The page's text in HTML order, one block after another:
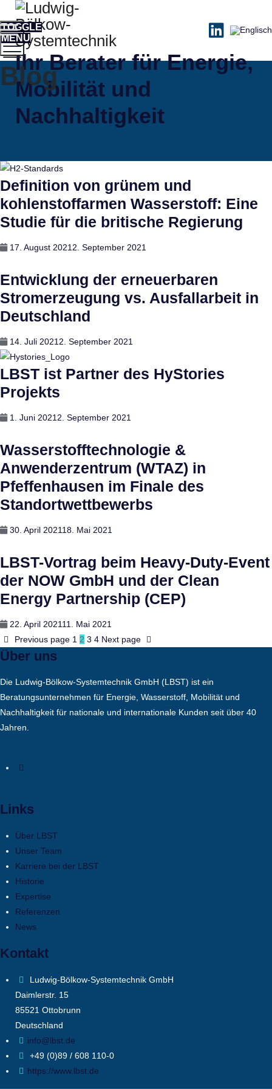
Ihr Berater für Energie,
Mobilität und
Nachhaltigkeit
TOGGLE
MENU
Blog
Definition von grünem und
kohlenstoffarmen Wasserstoff: Eine
Studie für die britische Regierung
Posted
17. August 2021 2. September 2021
Entwicklung der erneuerbaren
Stromerzeugung vs. Ausfallarbeit in
Deutschland
Posted
on
14. Juli 2021 2. September 2021
LBST ist Partner des HyStories
Projekts
Posted
1. Juni 2021 2. September 2021
Wasserstofftechnologie &
Anwenderzentrum (WTAZ) in
Pfeffenhausen im Finale des
Standortwettbewerbs
Posted
30. April 202118. Mai 2021
LBST-Vortrag beim Heavy-Duty-Event
der NOW GmbH und der Clean
Energy Partnership (CEP)
Posted
on
22. April 202111. Mai 2021
Previous page 1 2 3 4 Next page
Über uns
Die Ludwig-Bölkow-Systemtechnik GmbH (LBST) ist ein
Beratungsunternehmen für Energie, Wasserstoff, Mobilität und
Nachhaltigkeit für nationale und internationale Kunden seit über 40
Jahren.
Links
Über LBST
Unser Team
Karriere bei der LBST
Historie
Expertise
Referenzen
News
Kontakt
Ludwig-Bölkow-Systemtechnik GmbH
Daimlerstr. 15
85521 Ottobrunn
Deutschland
info@lbst.de
+49 (0)89 / 608 110-0
https://www.lbst.de